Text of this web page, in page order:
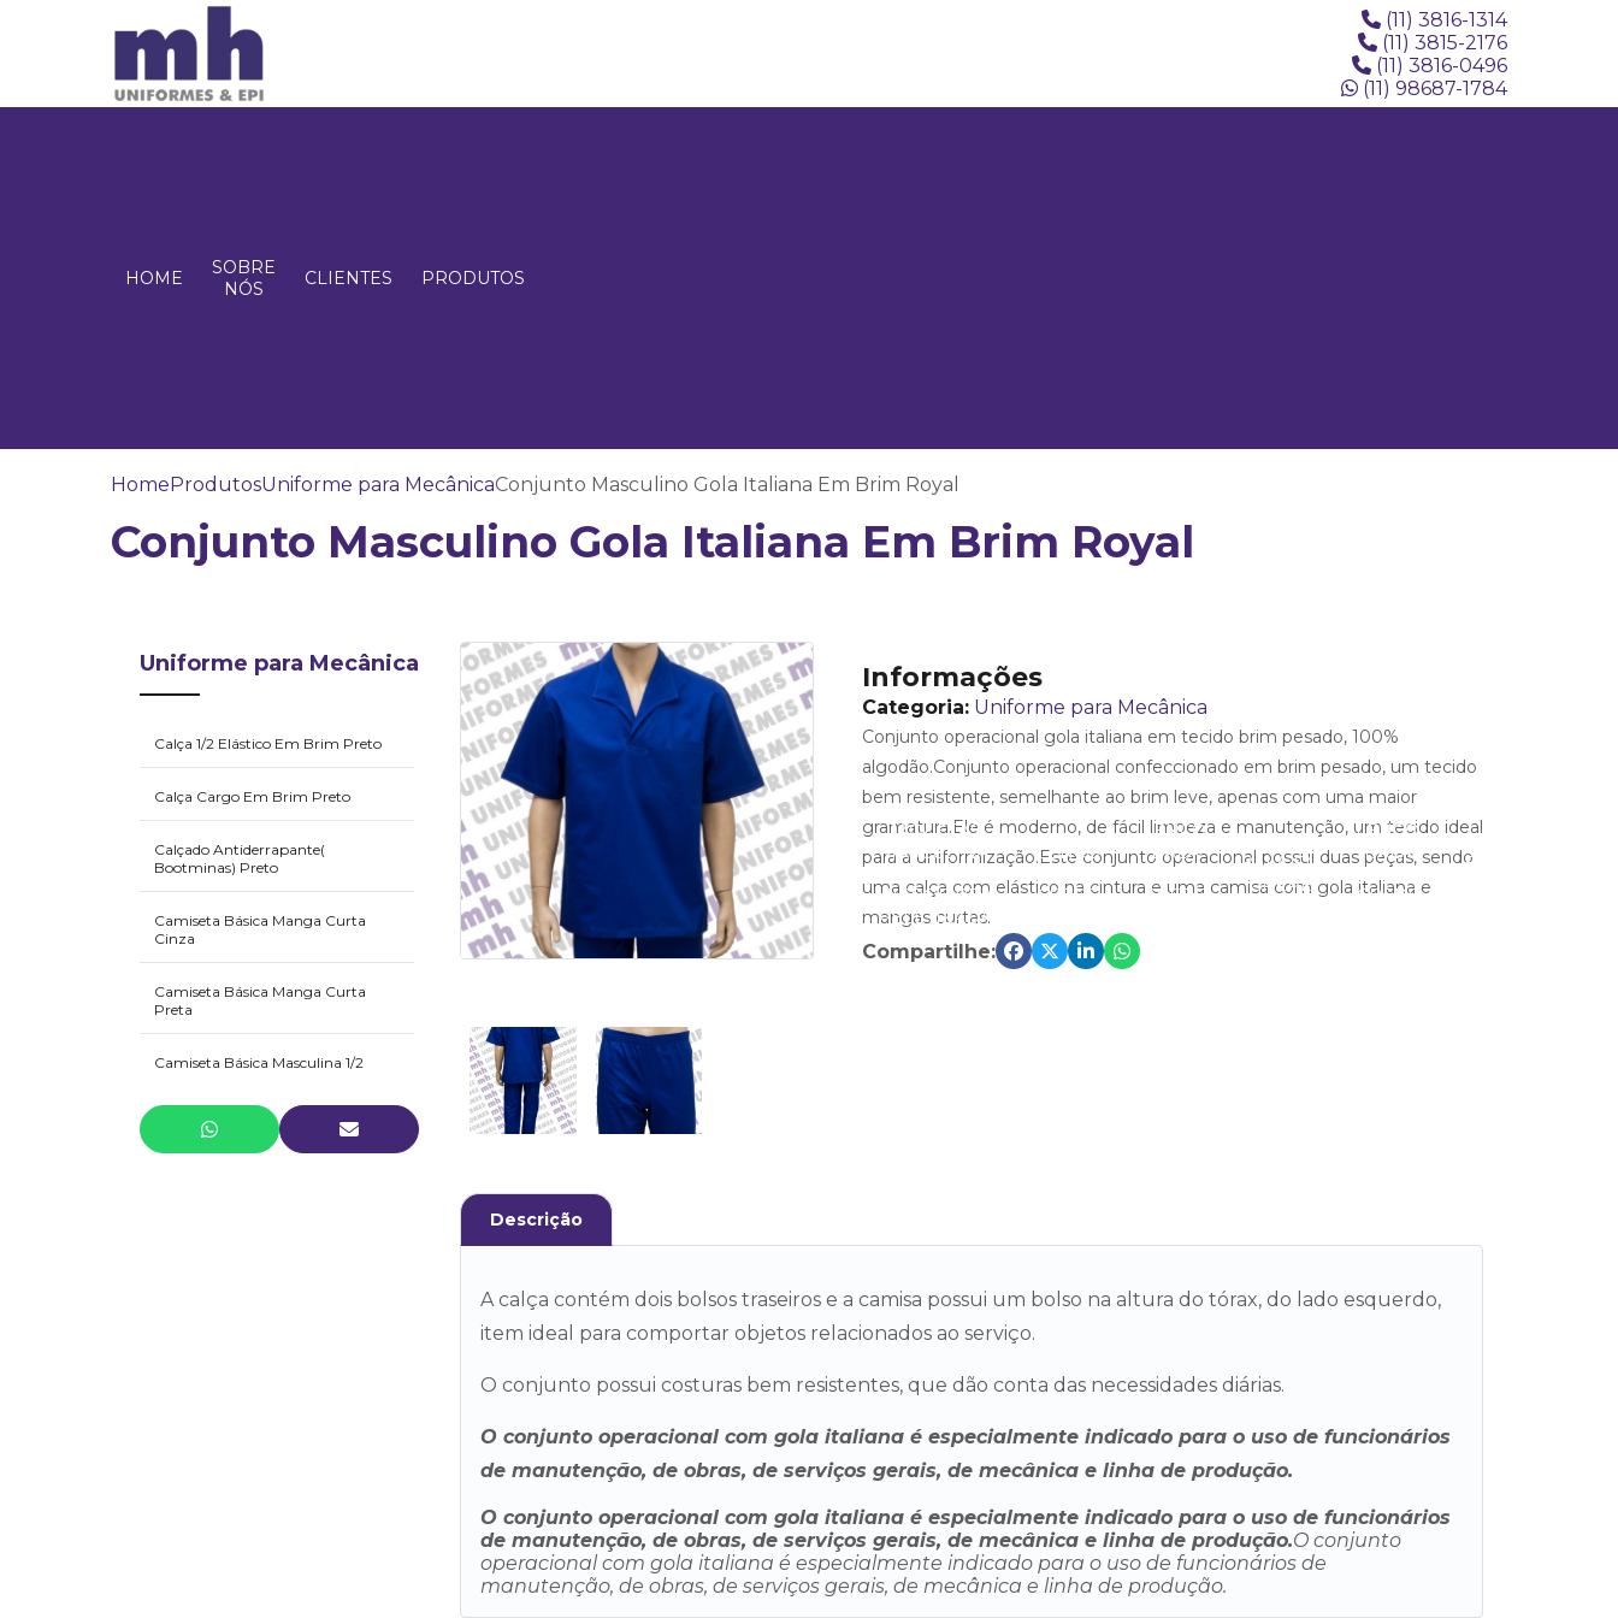
(11) 3816-1314
(11) 3815-2176
(11) 3816-0496
(11) 98687-1784
HOME
SOBRE
NÓS
CLIENTES PRODUTOS
CALÇA
CARGO
BRIM
CAQUI
ECHARPE
EM
CREPE
PRETO
GRAVATA
FEMININA
VINHO
GRAVATA
NÓ FIXO
MARINHO
JAQUETAS
MASCULINA
MICROFIBRA
PELETIZADA
PRETA
LENÇO
CREPE
LENÇO
BALA
EM
CREPE
BALA EM
CREPE
LENÇO
BALA
EM
CREPE
BALA
Home ProdutosUniforme para MecânicaConjunto Masculino Gola Italiana Em Brim Royal
Conjunto Masculino Gola Italiana Em Brim Royal
Informações
Categoria: Uniforme para Mecânica
Conjunto operacional gola italiana em tecido brim pesado, 100%
algodão.Conjunto operacional confeccionado em brim pesado, um tecido
bem resistente, semelhante ao brim leve, apenas com uma maior
gramatura.Ele é moderno, de fácil limpeza e manutenção, um tecido ideal
para a uniformização.Este conjunto operacional possui duas peças, sendo
uma calça com elástico na cintura e uma camisa com gola italiana e
mangas curtas.
Compartilhe:
Descrição
A calça contém dois bolsos traseiros e a camisa possui um bolso na altura do tórax, do lado esquerdo,
item ideal para comportar objetos relacionados ao serviço.
O conjunto possui costuras bem resistentes, que dão conta das necessidades diárias.
O conjunto operacional com gola italiana é especialmente indicado para o uso de funcionários
de manutenção, de obras, de serviços gerais, de mecânica e linha de produção.
O conjunto operacional com gola italiana é especialmente indicado para o uso de funcionários
de manutenção, de obras, de serviços gerais, de mecânica e linha de produção.O conjunto
operacional com gola italiana é especialmente indicado para o uso de funcionários de
manutenção, de obras, de serviços gerais, de mecânica e linha de produção.
Uniforme para Mecânica
Calça 1/2 Elástico Em Brim Preto
Calça Cargo Em Brim Preto
Calçado Antiderrapante(
Bootminas) Preto
Camiseta Básica Manga Curta
Cinza
Camiseta Básica Manga Curta
Preta
Camiseta Básica Masculina 1/2
Camiseta Básica Masculina 1/2
Malha Azul Royal